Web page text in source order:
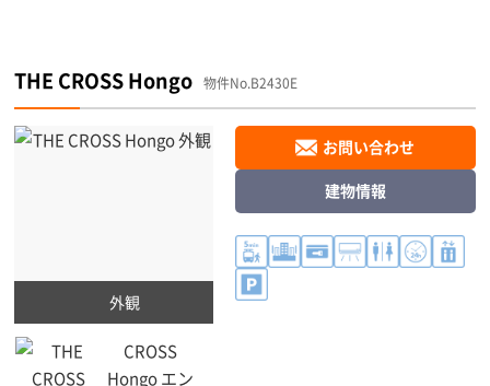
THE CROSS Hongo 物件No.B2430E
外観
お問い合わせ
建物情報